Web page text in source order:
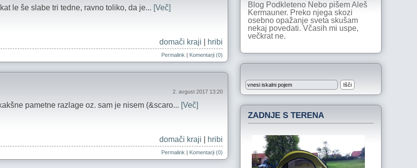
le še slabe tri tedne, ravno toliko, da je... [Več]
domači kraji hribi
Permalink | Komentarji (0)
2. avgust 2017 13:20
pametne razlage oz. sam je nisem (&scaro... [Več]
domači kraji hribi
Permalink | Komentarji (0)
Blog Podkleteno Nebo pišem Aleš
Kermauner. Preko njega skozi
osebno opažanje sveta skušam
nekaj povedati. Včasih mi uspe,
večkrat ne.
ZADNJE S TERENA